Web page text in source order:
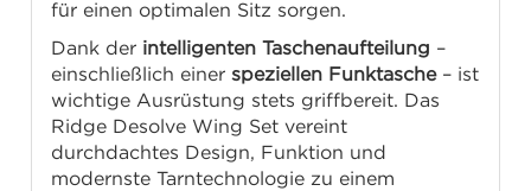
für einen optimalen Sitz sorgen.
Dank der intelligenten Taschenaufteilung –
einschließlich einerspeziellen Funktasche– ist
wichtige Ausrüstung stets griffbereit. Das
Ridge Desolve Wing Set vereint
durchdachtes Design, Funktion und
modernste Tarntechnologie zu einem